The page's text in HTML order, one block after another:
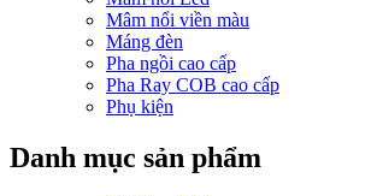
Mâm nổi viền màu
Máng đèn
Pha ngồi cao cấp
Pha Ray COB cao cấp
Phụ kiện
Danh mục sản phẩm